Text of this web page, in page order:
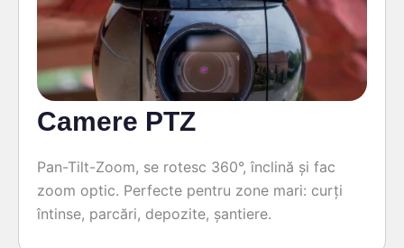
Camere PTZ
Pan-Tilt-Zoom, se rotesc 360°, înclină și fac
zoom optic. Perfecte pentru zone mari: curți
întinse, parcări, depozite, șantiere.